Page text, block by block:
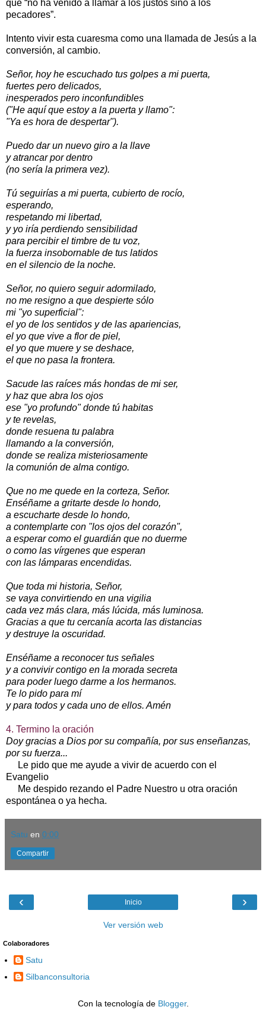
que “no ha venido a llamar a los justos sino a los
pecadores”.
Intento vivir esta cuaresma como una llamada de Jesús a la
conversión, al cambio.
Señor, hoy he escuchado tus golpes a mi puerta,
fuertes pero delicados,
inesperados pero inconfundibles
("He aquí que estoy a la puerta y llamo":
"Ya es hora de despertar").
Puedo dar un nuevo giro a la llave
y atrancar por dentro
(no sería la primera vez).
Tú seguirías a mi puerta, cubierto de rocío,
esperando,
respetando mi libertad,
y yo iría perdiendo sensibilidad
para percibir el timbre de tu voz,
la fuerza insobornable de tus latidos
en el silencio de la noche.
Señor, no quiero seguir adormilado,
no me resigno a que despierte sólo
mi "yo superficial":
el yo de los sentidos y de las apariencias,
el yo que vive a flor de piel,
el yo que muere y se deshace,
el que no pasa la frontera.
Sacude las raíces más hondas de mi ser,
y haz que abra los ojos
ese "yo profundo" donde tú habitas
y te revelas,
donde resuena tu palabra
llamando a la conversión,
donde se realiza misteriosamente
la comunión de alma contigo.
Que no me quede en la corteza, Señor.
Enséñame a gritarte desde lo hondo,
a escucharte desde lo hondo,
a contemplarte con "los ojos del corazón",
a esperar como el guardián que no duerme
o como las vírgenes que esperan
con las lámparas encendidas.
Que toda mi historia, Señor,
se vaya convirtiendo en una vigilia
cada vez más clara, más lúcida, más luminosa.
Gracias a que tu cercanía acorta las distancias
y destruye la oscuridad.
Enséñame a reconocer tus señales
y a convivir contigo en la morada secreta
para poder luego darme a los hermanos.
Te lo pido para mí
y para todos y cada uno de ellos. Amén
4. Termino la oración
Doy gracias a Dios por su compañía, por sus enseñanzas,
por su fuerza...
Le pido que me ayude a vivir de acuerdo con el
Evangelio
Me despido rezando el Padre Nuestro u otra oración
espontánea o ya hecha.
Satu en 0:00
Compartir
‹ ›
Inicio
Ver versión web
Colaboradores
Satu
Silbanconsultoria
Con la tecnología de Blogger.